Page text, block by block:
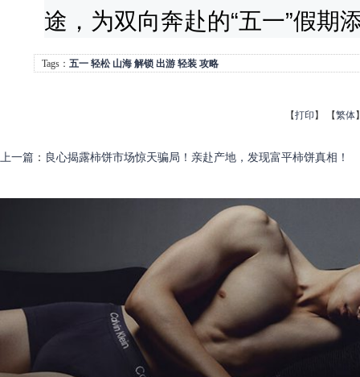
途，为双向奔赴的“五一”假期
Tags： 五一 轻松 山海 解锁 出游 轻装 攻略
【打印 】 【繁体
上一篇 ： 良心揭露柿饼市场惊天骗局！亲赴产地，发现富平柿饼真相！